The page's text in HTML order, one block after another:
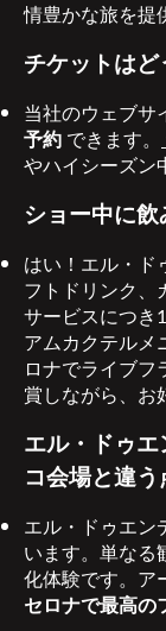
情豊かな旅を提
チケットは
当社のウェブサ
予約 できます。
やハイシーズン
ショー中に
はい！エル・ド
フトドリンク、
サービスにつき
アムカクテルメ
ロナでライブ
賞しながら、お
エル・ドゥ
コ会場と違
エル・ドゥエン
います。単なる
化体験です。ア
セロナで最高の